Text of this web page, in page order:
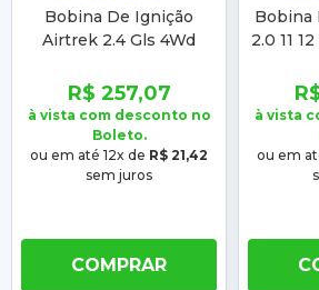
Bobina De Ignição
Airtrek 2.4 Gls 4Wd
2007 3 Pinos Com
Módulo De Ignição
Gc4320
R$ 257,07
à vista com desconto no
Boleto.
ou em até 12x de R$ 21,42
sem juros
COMPRAR
Bobina
2.0 11 12
De
à vista
ou em